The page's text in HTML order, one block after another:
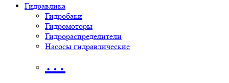
Гидравлика
Гидробаки
Гидромоторы
Гидрораспределители
Насосы гидравлические
…